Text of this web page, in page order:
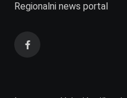
Regionalni news portal